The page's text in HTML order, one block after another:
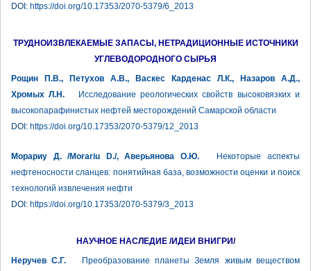
DOI: https://doi.org/10.17353/2070-5379/6_2013
ТРУДНОИЗВЛЕКАЕМЫЕ ЗАПАСЫ, НЕТРАДИЦИОННЫЕ ИСТОЧНИКИ
УГЛЕВОДОРОДНОГО СЫРЬЯ
Рощин П.В., Петухов А.В., Васкес Карденас Л.К., Назаров А.Д.,
Хромых Л.Н. Исследование реологических свойств высоковязких и
высокопарафинистых нефтей месторождений Самарской области
DOI: https://doi.org/10.17353/2070-5379/12_2013
Морариу Д. /Morariu D./, Аверьянова О.Ю.Некоторые аспекты
нефтеносности сланцев: понятийная база, возможности оценки и поиск
технологий извлечения нефти
DOI: https://doi.org/10.17353/2070-5379/3_2013
НАУЧНОЕ НАСЛЕДИЕ /ИДЕИ ВНИГРИ/
Неручев С.Г. Преобразование планеты Земля живым веществом